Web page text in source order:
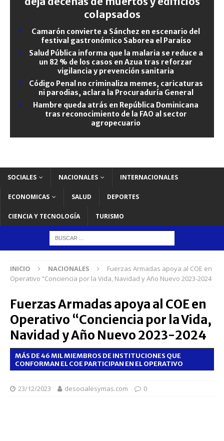
colapsados
Camarón convierte a Sánchez en escenario del
festival gastronómico Saborea el Paraíso
Salud Pública informa que la malaria se reduce a
un 82 % de los casos en Azua tras reforzar
vigilancia y prevención sanitaria
Código Penal no criminaliza memes, caricaturas
ni parodias, aclara la Procuraduría General
Hambre queda atrás en República Dominicana
tras reconocimiento de la FAO al sector
agropecuario
SOCIALES NACIONALES INTERNACIONALES
ECONOMICAS SALUD DEPORTES
CIENCIA Y TECNOLOGÍA TURISMO
INICIO NACIONALES
Fuerzas Armadas apoya al COE en
Operativo “Conciencia por la Vida, Navidad y Año Nuevo 2023-2024
Fuerzas Armadas apoya al COE en
Operativo “Conciencia por la Vida,
Navidad y Año Nuevo 2023-2024
MÁS DE 46 MIL MIEMBROS DE INSTITUCIONES QUE
CONFORMAN EL COE PARTICIPAN EN EL OPERATIVO
23/12/2023 desocialesymas.com 0